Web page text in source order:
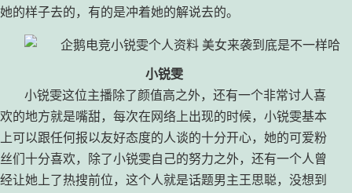
她的样子去的，有的是冲着她的解说去的。
小锐雯
小锐雯这位主播除了颜值高之外，还有一个非常讨人喜
欢的地方就是嘴甜，每次在网络上出现的时候，小锐雯基本
上可以跟任何报以友好态度的人谈的十分开心，她的可爱粉
丝们十分喜欢，除了小锐雯自己的努力之外，还有一个人曾
经让她上了热搜前位，这个人就是话题男主王思聪，没想到